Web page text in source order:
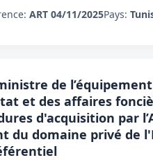
ART 04/11/2025Pays:
de
et des affaires
d'acquisition par
du domaine privé de